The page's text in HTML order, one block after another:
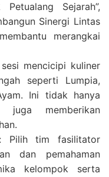
Sejarah”,
Sinergi Lintas
merangkai
mencicipi kuliner
seperti Lumpia,
Ini tidak hanya
juga memberikan
Pilih tim fasilitator
dan pemahaman
kelompok serta